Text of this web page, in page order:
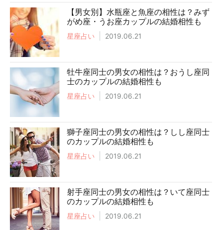
【男女別】水瓶座と魚座の相性は？みず
がめ座・うお座カップルの結婚相性も
星座占い 2019.06.21
牡牛座同士の男女の相性は？おうし座同
士のカップルの結婚相性も
星座占い 2019.06.21
獅子座同士の男女の相性は？しし座同士
のカップルの結婚相性も
星座占い 2019.06.21
射手座同士の男女の相性は？いて座同士
のカップルの結婚相性も
星座占い 2019.06.21